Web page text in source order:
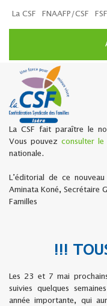
La CSF FNAAFP/CSF
La CSF fait paraître le
Vous pouvez consulter le
nationale.
L’éditorial de ce
Aminata Koné, Secrétaire
Familles
!!!
Les 23 et 7 mai
suivies quelques
année importante, qui